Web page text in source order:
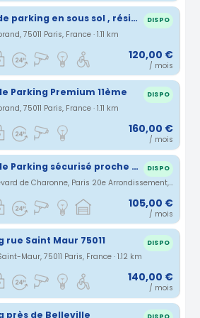
place de parking en sous sol , résidence survéillée Paris 11 DISPO
75011 Paris, France · 1.11 km
120,00 €
/ mois
Parking Premium 11ème DISPO
75011 Paris, France · 1.11 km
160,00 €
/ mois
Place de Parking sécurisé proche Charonne et Nation DISPO
176 Boulevard de Charonne, Paris 20e Arrondissement, Île-de-France, France · 1.11 km
105,00 €
/ mois
rue Saint Maur 75011 DISPO
Maur, 75011 Paris, France · 1.12 km
140,00 €
/ mois
près de Belleville